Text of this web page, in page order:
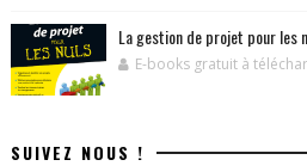
La gestion de projet pour les
E-books gratuit à
SUIVEZ NOUS !